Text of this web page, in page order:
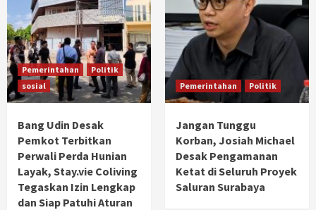
Pemerintahan
Politik
sosial
Bang Udin Desak
Pemkot Terbitkan
Perwali Perda Hunian
Layak, Stay.vie Coliving
Tegaskan Izin Lengkap
dan Siap Patuhi Aturan
Pemerintahan Politik
Jangan Tunggu
Korban, Josiah Michael
Desak Pengamanan
Ketat di Seluruh Proyek
Saluran Surabaya